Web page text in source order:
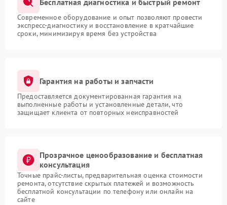
Современное оборудование и опыт позволяют провести
экспресс-диагностику и восстановление в кратчайшие
сроки, минимизируя время без устройства
Гарантия на работы и запчасти
Предоставляется документированная гарантия на
выполненные работы и установленные детали, что
защищает клиента от повторных неисправностей
Прозрачное ценообразование и бесплатная
консультация
Точные прайс-листы, предварительная оценка стоимости
ремонта, отсутствие скрытых платежей и возможность
бесплатной консультации по телефону или онлайн на
сайте